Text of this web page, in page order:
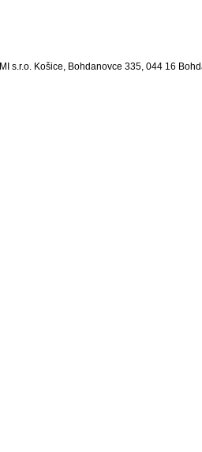
s.r.o. Košice, Bohdanovce 335, 044 16